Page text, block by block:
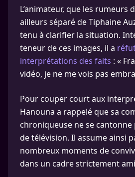
L’animateur, que les rumeurs
ailleurs séparé de Tiphaine
tenu à clarifier la situation.
teneur de ces images, il a
interprétations des faits : «
vidéo, je ne me vois pas
Pour couper court aux
Hanouna a rappelé que sa
chroniqueuse ne se cantonne
de télévision. Il assume ainsi
nombreux moments de
dans un cadre strictement